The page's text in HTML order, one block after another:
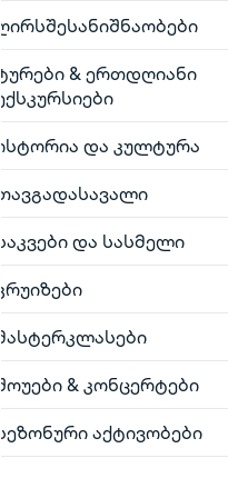
ღირსშესანიშნაობები
ტურები & ერთდღიანი
ექსკურსიები
ისტორია და კულტურა
თავგადასავალი
საკვები და სასმელი
კრუიზები
მასტერკლასები
შოუები & კონცერტები
სეზონური აქტივობები